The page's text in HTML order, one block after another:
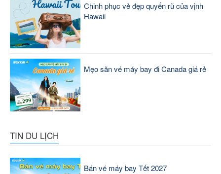
Chinh phục vẻ đẹp quyến rũ của vịnh
Hawaii
Mẹo săn vé máy bay đi Canada giá rẻ
TIN DU LỊCH
Bán vé máy bay Tết 2027